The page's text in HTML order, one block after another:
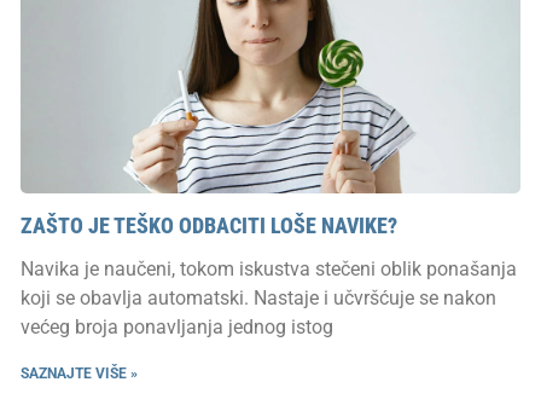
ZAŠTO JE TEŠKO ODBACITI LOŠE NAVIKE?
Navika je naučeni, tokom iskustva stečeni oblik ponašanja
koji se obavlja automatski. Nastaje i učvršćuje se nakon
većeg broja ponavljanja jednog istog
SAZNAJTE VIŠE »